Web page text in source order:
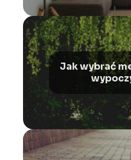
Jak wybrać